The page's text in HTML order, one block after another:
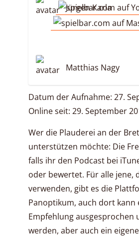
Jürgen Karla
Matthias Nagy
Datum der Aufnahme: 27.
Online seit: 29. September
Wer die Plauderei an der
unterstützen möchte: Die
falls ihr den Podcast bei
oder bewertet. Für alle jene,
verwenden, gibt es die
Panoptikum, auch dort kann
Empfehlung ausgesprochen
werden, aber auch ein